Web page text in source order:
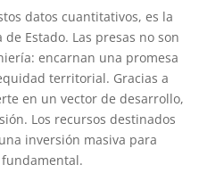
datos cuantitativos, es la
Estado. Las presas no son
encarnan una promesa
territorial. Gracias a
en un vector de desarrollo,
Los recursos destinados
inversión masiva para